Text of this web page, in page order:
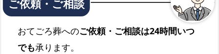
おてごろ葬へのご依頼・ご相談は24時間いつ
でも承ります。